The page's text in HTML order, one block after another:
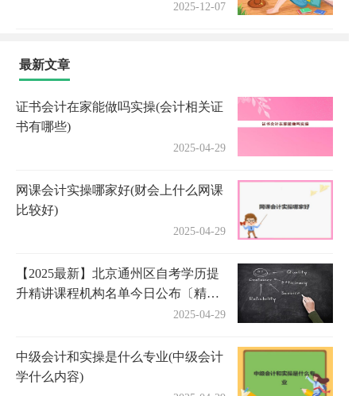
2025-12-07
最新文章
证书会计在家能做吗实操(会计相关证
书有哪些)
2025-04-29
网课会计实操哪家好(财会上什么网课
比较好)
2025-04-29
【2025最新】北京通州区自考学历提
升精讲课程机构名单今日公布〔精选
2025-04-29
中级会计和实操是什么专业(中级会计
学什么内容)